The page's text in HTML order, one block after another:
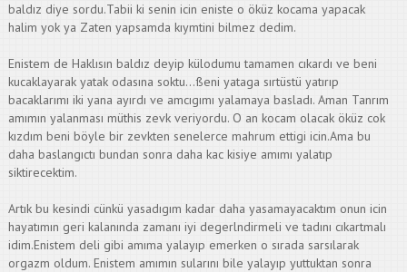
baldız diye sordu.Tabii ki senin icin eniste o öküz kocama yapacak
halim yok ya Zaten yapsamda kıymtini bilmez dedim.
Enistem de Haklısın baldız deyip külodumu tamamen cıkardı ve beni
kucaklayarak yatak odasına soktu…ßeni yataga sırtüstü yatırıp
bacaklarımı iki yana ayırdı ve amcıgımı yalamaya basladı. Aman Tanrım
amımın yalanması müthis zevk veriyordu. O an kocam olacak öküz cok
kızdım beni böyle bir zevkten senelerce mahrum ettigi icin.Ama bu
daha baslangıctı bundan sonra daha kac kisiye amımı yalatıp
siktirecektim.
Artık bu kesindi cünkü yasadıgım kadar daha yasamayacaktım onun icin
hayatımın geri kalanında zamanı iyi degerlndirmeli ve tadını cıkartmalı
idim.Enistem deli gibi amıma yalayıp emerken o sırada sarsılarak
orgazm oldum. Enistem amımın sularını bile yalayıp yuttuktan sonra